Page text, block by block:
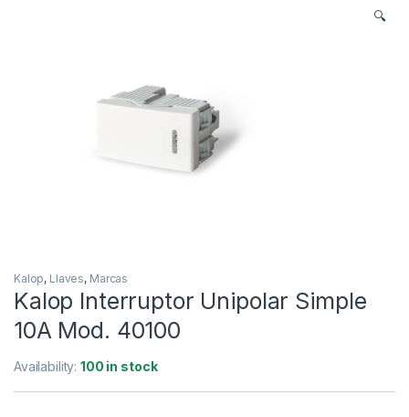
🔍
Kalop, Llaves, Marcas
Kalop Interruptor Unipolar Simple
10A Mod. 40100
Availability:100 in stock